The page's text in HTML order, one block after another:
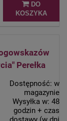
DO
KOSZYKA
Perełka
Dostępność: w
magazynie
Wysyłka w: 48
godzin + czas